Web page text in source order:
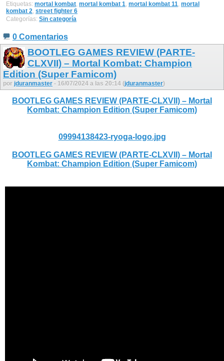
Etiquetas: mortal kombat, mortal kombat 1, mortal kombat 11, mortal
kombat 2, street fighter 6
Categorías: Sin categoría
0 Comentarios
BOOTLEG GAMES REVIEW (PARTE-
CLXVII) – Mortal Kombat: Champion
Edition (Super Famicom)
por jduranmaster - 16/07/2024 a las 20:14 (jduranmaster)
BOOTLEG GAMES REVIEW (PARTE-CLXVII) – Mortal
Kombat: Champion Edition (Super Famicom)
09994138423-ryoga-logo.jpg
BOOTLEG GAMES REVIEW (PARTE-CLXVII) – Mortal
Kombat: Champion Edition (Super Famicom)